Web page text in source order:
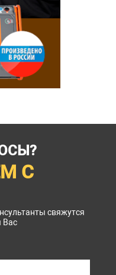
С
свяжутся
Вас